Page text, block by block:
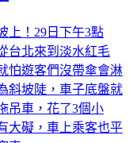
上！29日下午3點
台北來到淡水紅毛
怕遊客們沒帶傘會淋
斜坡陡，車子底盤就
吊車，花了3個小
大礙，車上乘客也平